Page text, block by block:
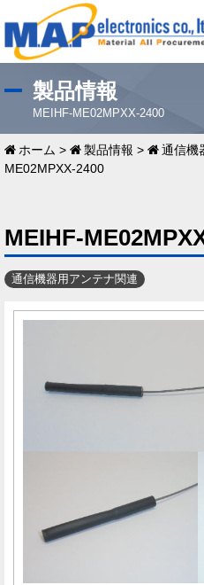
製品情報
MEIHF-ME02MPXX-2400
ホーム > 製品情報 > 通信機
ME02MPXX-2400
MEIHF-
通信機器用アンテナ関連